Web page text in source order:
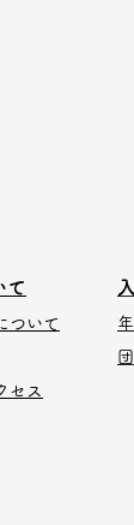
て
ついて
セス